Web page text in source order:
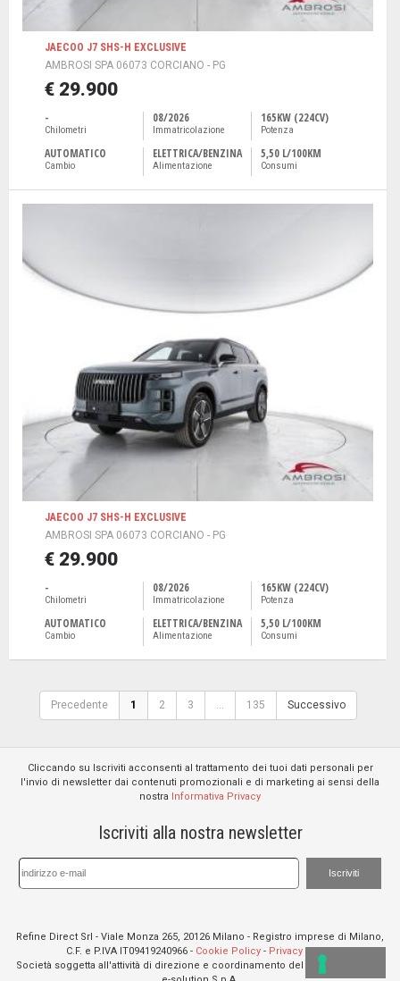
JAECOO J7 SHS-H EXCLUSIVE
AMBROSI SPA 06073 CORCIANO - PG
€ 29.900
-
Chilometri
08/2026
Immatricolazione
165KW (224CV)
Potenza
AUTOMATICO
Cambio
ELETTRICA/BENZINA
Alimentazione
5,50 L/100KM
Consumi
JAECOO J7 SHS-H EXCLUSIVE
AMBROSI SPA 06073 CORCIANO - PG
€ 29.900
-
Chilometri
08/2026
Immatricolazione
165KW (224CV)
Potenza
AUTOMATICO
Cambio
ELETTRICA/BENZINA
Alimentazione
5,50 L/100KM
Consumi
Precedente 1 2 3 ... 135 Successivo
Cliccando su Iscriviti acconsenti al trattamento dei tuoi dati personali per
l'invio di newsletter dai contenuti promozionali e di marketing ai sensi della
nostra Informativa Privacy
Iscriviti alla nostra newsletter
Iscriviti
Refine Direct Srl - Viale Monza 265, 20126 Milano - Registro imprese di Milano,
C.F. e P.IVA IT09419240966 - Cookie Policy - Privacy policy
Società soggetta all'attività di direzione e coordinamento del socio unico TXT